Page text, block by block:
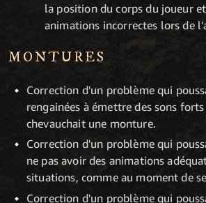
la position du corps du joueur
animations incorrectes lors de
MONTURES
Correction d'un problème qui
rengainées à émettre des sons
chevauchait une monture.
Correction d'un problème qui
ne pas avoir des animations
situations, comme au moment de
Correction d'un problème qui